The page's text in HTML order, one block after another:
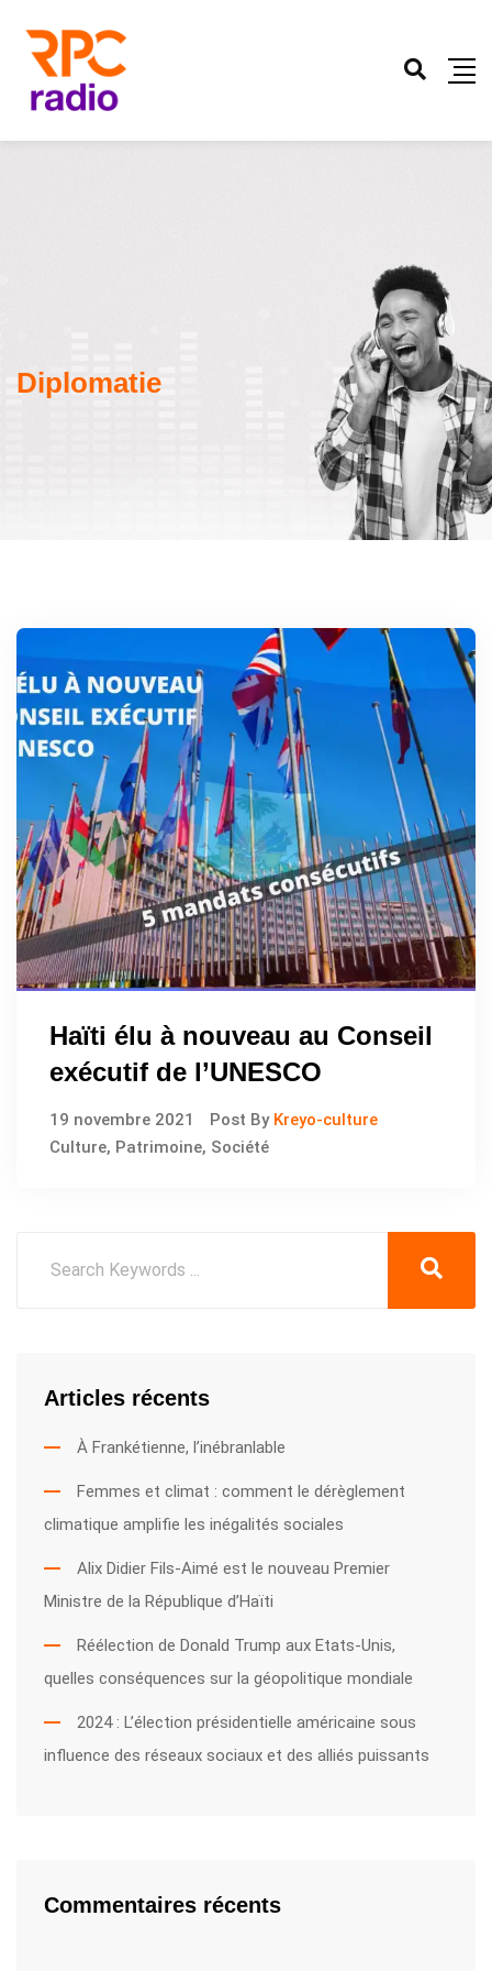
Diplomatie
Haïti élu à nouveau au Conseil
exécutif de l’UNESCO
19 novembre 2021 Post By Kreyo-culture
Culture, Patrimoine, Société
Articles récents
À Frankétienne, l’inébranlable
Femmes et climat : comment le dérèglement
climatique amplifie les inégalités sociales
Alix Didier Fils-Aimé est le nouveau Premier
Ministre de la République d’Haïti
Réélection de Donald Trump aux Etats-Unis,
quelles conséquences sur la géopolitique mondiale
2024 : L’élection présidentielle américaine sous
influence des réseaux sociaux et des alliés puissants
Commentaires récents